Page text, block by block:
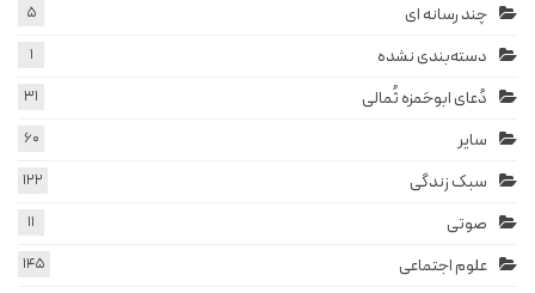
چند رسانه ای 5
دسته‌بندی نشده 1
دُعای ابوحَمزه ثُمالی 31
سایر 60
سبک زندگی 122
صوتی 11
علوم اجتماعی 145